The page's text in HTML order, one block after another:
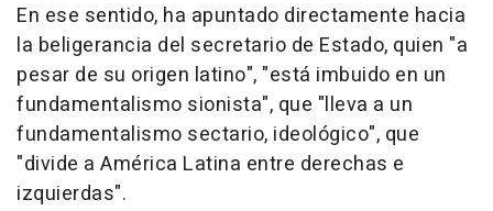
En ese sentido, ha apuntado directamente hacia
la beligerancia del secretario de Estado, quien "a
pesar de su origen latino", "está imbuido en un
fundamentalismo sionista", que "lleva a un
fundamentalismo sectario, ideológico", que
"divide a América Latina entre derechas e
izquierdas".